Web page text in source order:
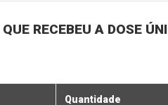
RECEBEU A DOSE
Quantidade